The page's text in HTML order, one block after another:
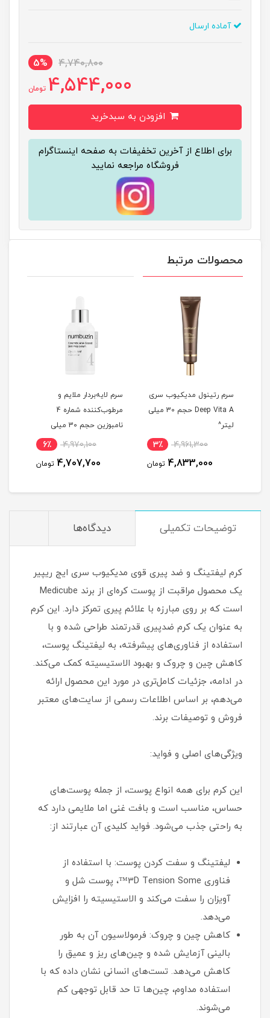
آماده ارسال
4,740,800
5%
4,544,000 تومان
برای اطلاع از آخرین تخفیفات به صفحه اینستاگرام
فروشگاه مراجعه نمایید
محصولات مرتبط
سرم رتینول مدیکیوب سری
Deep Vita A حجم 30 میلی
لیتر^
4,961,300 3٪
4,833,000 تومان
سرم لایه‌بردار ملایم و
مرطوب‌کننده شماره 4
نامبوزین حجم 30 میلی
4,970,100 6٪
4,707,700 تومان
توضیحات تکمیلی دیدگاه‌ها
کرم لیفتینگ و ضد پیری قوی مدیکیوب سری ایج ریپیر
یک محصول مراقبت از پوست کره‌ای از برند Medicube
است که بر روی مبارزه با علائم پیری تمرکز دارد. این کرم
به عنوان یک کرم ضدپیری قدرتمند طراحی شده و با
استفاده از فناوری‌های پیشرفته، به لیفتینگ پوست،
کاهش چین و چروک و بهبود الاستیسیته کمک می‌کند.
در ادامه، جزئیات کامل‌تری در مورد این محصول ارائه
می‌دهم، بر اساس اطلاعات رسمی از سایت‌های معتبر
فروش و توصیفات برند.
ویژگی‌های اصلی و فواید:
این کرم برای همه انواع پوست، از جمله پوست‌های
حساس، مناسب است و بافت غنی اما ملایمی دارد که
به راحتی جذب می‌شود. فواید کلیدی آن عبارتند از:
لیفتینگ و سفت کردن پوست: با استفاده از
فناوری 3D Tension Some™، پوست شل و
آویزان را سفت می‌کند و الاستیسیته را افزایش
می‌دهد.
کاهش چین و چروک: فرمولاسیون آن به طور
بالینی آزمایش شده و چین‌های ریز و عمیق را
کاهش می‌دهد. تست‌های انسانی نشان داده که با
استفاده مداوم، چین‌ها تا حد قابل توجهی کم
می‌شوند.